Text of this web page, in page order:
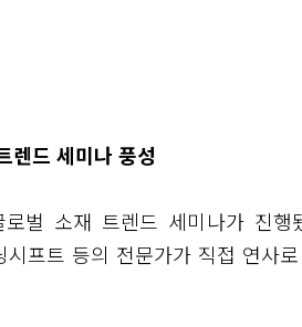
렌드 세미나 풍성
벌 소재 트렌드 세미나가 진행
프트 등의 전문가가 직접 연사